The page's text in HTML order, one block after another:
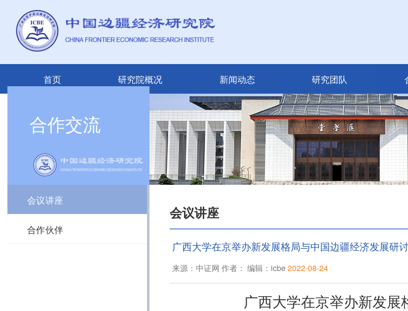
首页 研究院概况 新闻动态 研究团队
合作交流
会议讲座
合作伙伴
会议讲座
广西大学在京举办新发展格局与中国边疆经济发展研
来源：中证网 作者： 编辑：icbe2022-08-24
广西大学在京举办新发